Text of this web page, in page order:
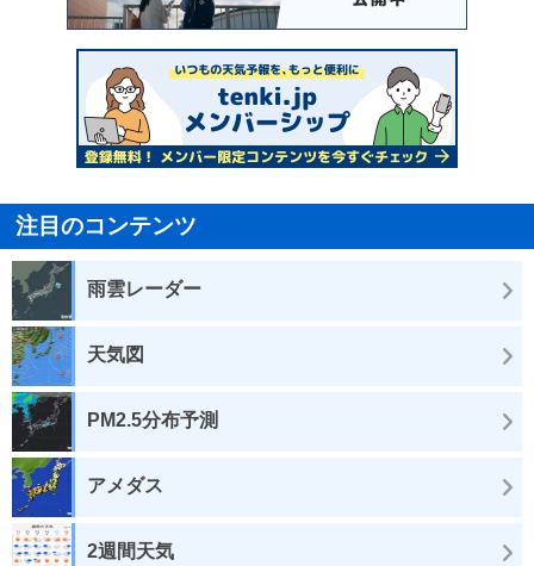
注目のコンテンツ
雨雲レーダー
天気図
PM2.5分布予測
アメダス
2週間天気